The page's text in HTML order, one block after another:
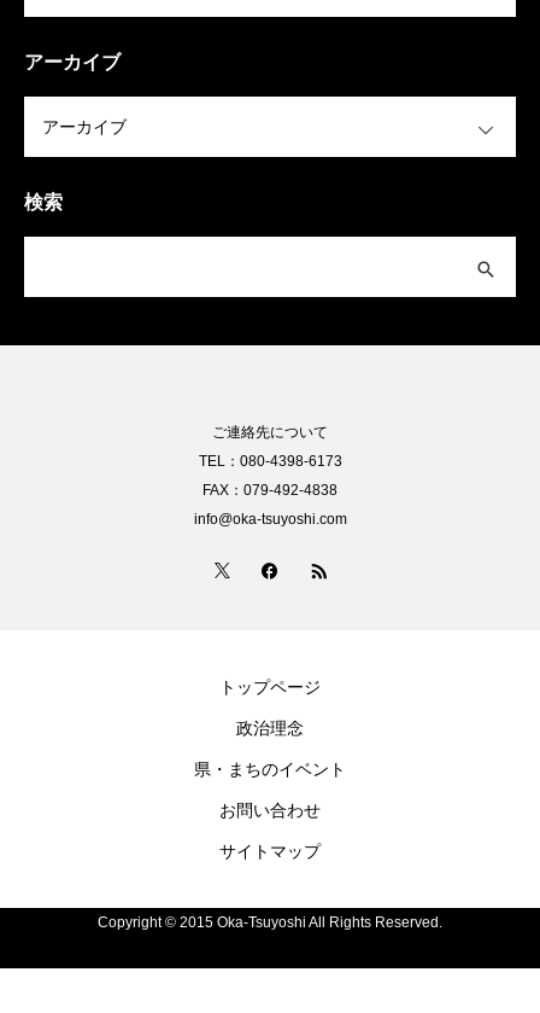
アーカイブ
検索
ご連絡先について
TEL：080-4398-6173
FAX：079-492-4838
info@oka-tsuyoshi.com
トップページ
政治理念
県・まちのイベント
お問い合わせ
サイトマップ
Copyright © 2015 Oka-Tsuyoshi All Rights Reserved.